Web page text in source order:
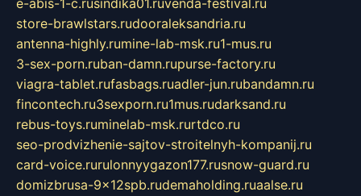
e-abis-1-c.rusindika01.ruvenda-festival.ru
store-brawlstars.rudooraleksandria.ru
antenna-highly.rumine-lab-msk.ru1-mus.ru
3-sex-porn.ruban-damn.rupurse-factory.ru
viagra-tablet.rufasbags.ruadler-jun.rubandamn.ru
fincontech.ru3sexporn.ru1mus.rudarksand.ru
rebus-toys.ruminelab-msk.rurtdco.ru
seo-prodvizhenie-sajtov-stroitelnyh-kompanij.ru
card-voice.rurulonnyygazon177.rusnow-guard.ru
domizbrusa-9x12spb.rudemaholding.ruaalse.ru